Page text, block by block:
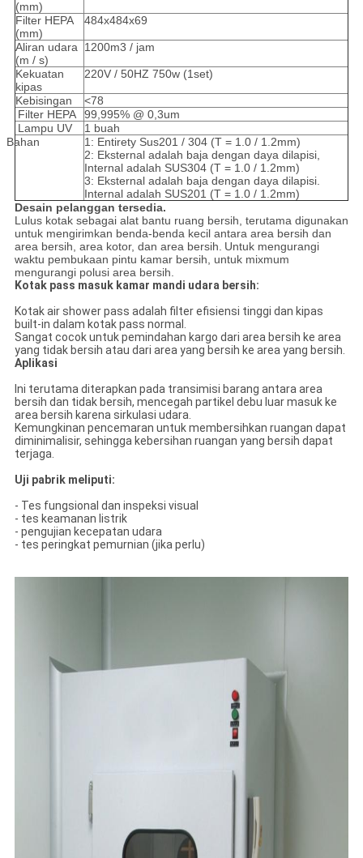
(mm)
Filter HEPA
(mm)
484x484x69
Aliran udara
(m / s)
1200m3 / jam
Kekuatan
kipas
220V / 50HZ 750w (1set)
Kebisingan
<78
Filter HEPA
99,995% @ 0,3um
Lampu UV
1 buah
Bahan
1: Entirety Sus201 / 304 (T = 1.0 / 1.2mm)
2: Eksternal adalah baja dengan daya dilapisi,
Internal adalah SUS304 (T = 1.0 / 1.2mm)
3: Eksternal adalah baja dengan daya dilapisi.
Internal adalah SUS201 (T = 1.0 / 1.2mm)
Desain pelanggan tersedia.
Lulus kotak sebagai alat bantu ruang bersih, terutama digunakan
untuk mengirimkan benda-benda kecil antara area bersih dan
area bersih, area kotor, dan area bersih. Untuk mengurangi
waktu pembukaan pintu kamar bersih, untuk mixmum
mengurangi polusi area bersih.
Kotak pass masuk kamar mandi udara bersih:
Kotak air shower pass adalah filter efisiensi tinggi dan kipas
built-in dalam kotak pass normal.
Sangat cocok untuk pemindahan kargo dari area bersih ke area
yang tidak bersih atau dari area yang bersih ke area yang bersih.
Aplikasi
Ini terutama diterapkan pada transimisi barang antara area
bersih dan tidak bersih, mencegah partikel debu luar masuk ke
area bersih karena sirkulasi udara.
Kemungkinan pencemaran untuk membersihkan ruangan dapat
diminimalisir, sehingga kebersihan ruangan yang bersih dapat
terjaga.
Uji pabrik meliputi:
- Tes fungsional dan inspeksi visual
- tes keamanan listrik
- pengujian kecepatan udara
- tes peringkat pemurnian (jika perlu)